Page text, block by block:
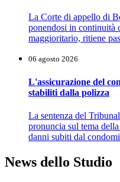
La Corte di appello di
ponendosi in continuità
maggioritario, ritiene
06 agosto 2026
L'assicurazione del
stabiliti dalla polizza
La sentenza del
pronuncia sul tema
danni subiti dal
News dello Studio